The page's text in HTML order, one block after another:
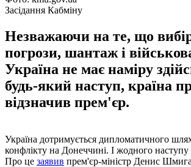
Засідання Кабміну
Незважаючи на те, що вибір
погрози, шантаж і
Україна не має наміру
будь-який наступ, країна
відзначив прем'єр.
Україна дотримується дипломатичного
конфлікту на Донеччині. І жодного
Про це заявив прем'єр-міністр Денис